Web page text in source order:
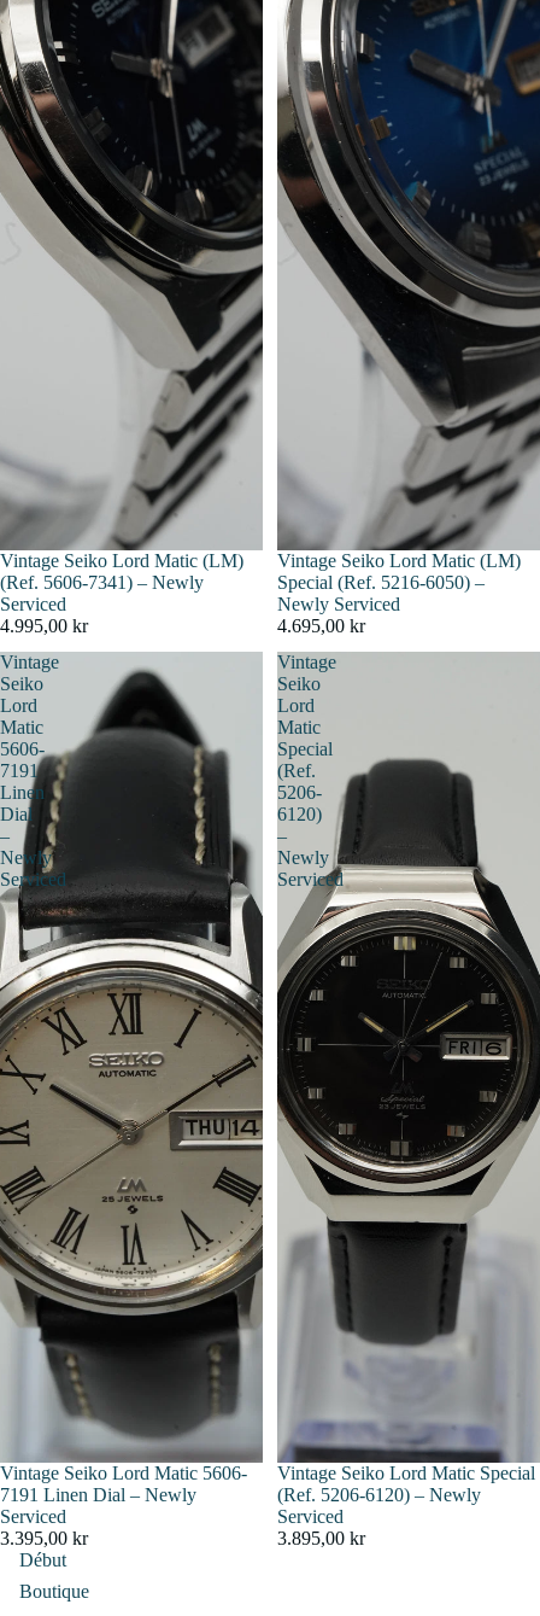
Vintage Seiko Lord Matic (LM)
(Ref. 5606-7341) – Newly
Serviced
4.995,00 kr
Épuisé
Vintage Seiko Lord Matic (LM)
Special (Ref. 5216-6050) –
Newly Serviced
4.695,00 kr
Vintage
Seiko
Lord
Matic
5606-
7191
Linen
Dial
–
Newly
Serviced
Épuisé
Vintage Seiko Lord Matic 5606-
7191 Linen Dial – Newly
Serviced
3.395,00 kr
Vintage
Seiko
Lord
Matic
Special
(Ref.
5206-
6120)
–
Newly
Serviced
Vintage Seiko Lord Matic Special
(Ref. 5206-6120) – Newly
Serviced
3.895,00 kr
Début
Boutique